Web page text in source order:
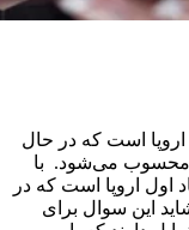
است که در حال
محسوب می‌شود. با
اول اروپا است که در
این سوال برای